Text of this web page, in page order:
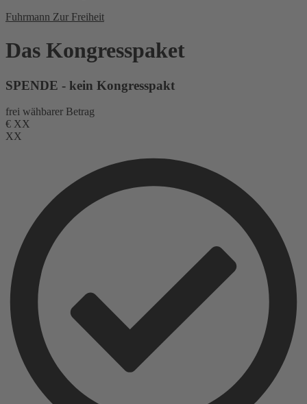
Fuhrmann Zur Freiheit
Das Kongresspaket
SPENDE - kein Kongresspakt
frei wähbarer Betrag
€ XX
XX